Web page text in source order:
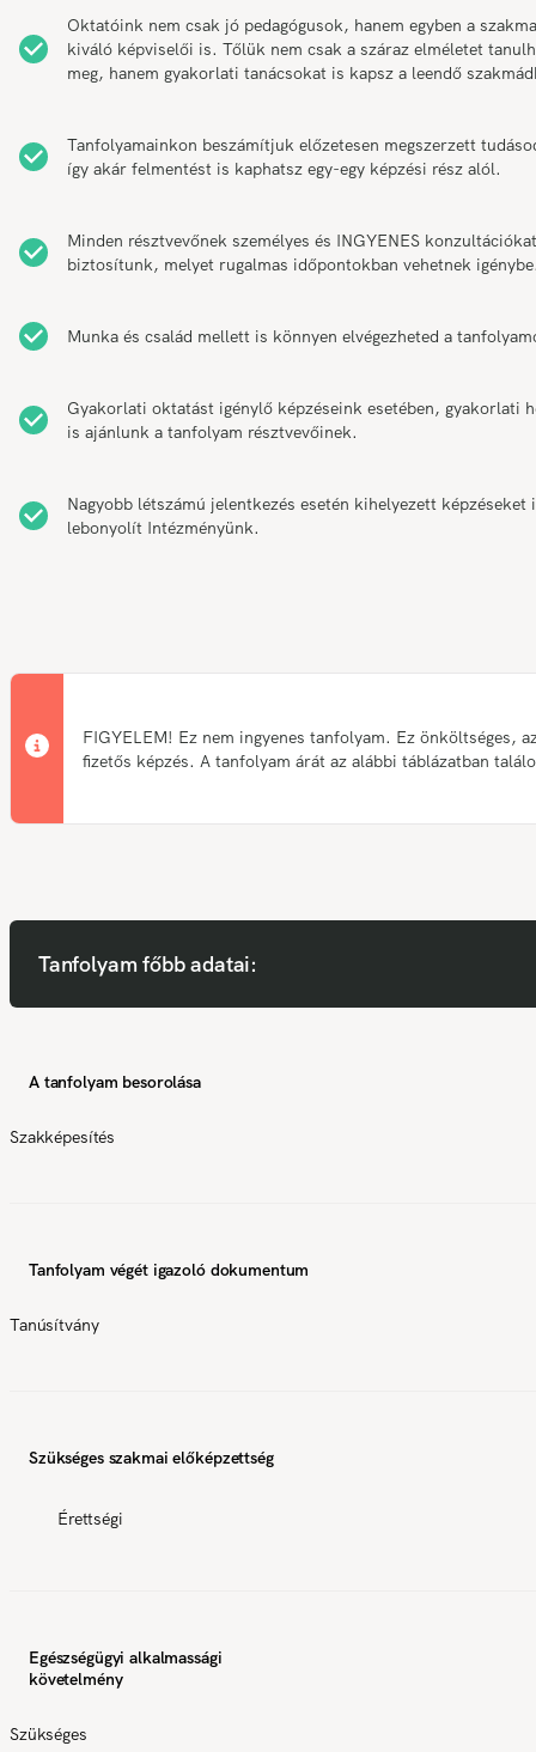
Oktatóink nem csak jó pedagógusok, hanem egyben a szakma
kiváló képviselői is. Tőlük nem csak a száraz elméletet
meg, hanem gyakorlati tanácsokat is kapsz a leendő
Tanfolyamainkon beszámítjuk előzetesen megszerzett
így akár felmentést is kaphatsz egy-egy képzési rész alól.
Minden résztvevőnek személyes és INGYENES konzultációkat
biztosítunk, melyet rugalmas időpontokban vehetnek
Munka és család mellett is könnyen elvégezheted a
Gyakorlati oktatást igénylő képzéseink esetében, gyakorlati
is ajánlunk a tanfolyam résztvevőinek.
Nagyobb létszámú jelentkezés esetén kihelyezett képzéseket
lebonyolít Intézményünk.
FIGYELEM! Ez nem ingyenes tanfolyam. Ez önköltséges,
fizetős képzés. A tanfolyam árát az alábbi táblázatban
Tanfolyam főbb adatai:
A tanfolyam besorolása
Szakképesítés
Tanfolyam végét igazoló dokumentum
Tanúsítvány
Szükséges szakmai előképzettség
Érettségi
Egészségügyi alkalmassági
követelmény
Szükséges